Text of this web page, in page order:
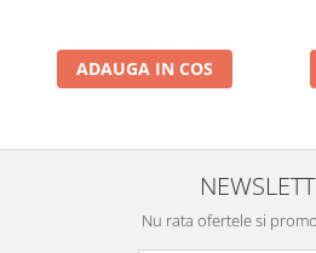
ADAUGA IN COS
Nu rata ofertele si